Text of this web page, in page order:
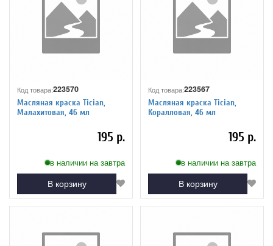
Код товара:223570
Масляная краска Tician,
Малахитовая, 46 мл
195 р.
в наличии на завтра
В корзину
Код товара:223567
Масляная краска Tician,
Коралловая, 46 мл
195 р.
в наличии на завтра
В корзину